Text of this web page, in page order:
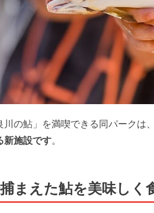
川の鮎」を満喫できる同パークは、
新施設です。
まえた鮎を美味しく